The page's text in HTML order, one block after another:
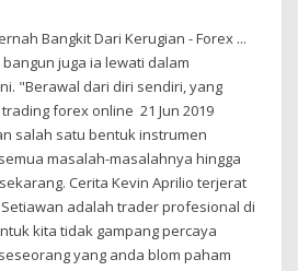
Bangkit Dari Kerugian - Forex ...
bangun juga ia lewati dalam
"Berawal dari diri sendiri, yang
forex online 21 Jun 2019
salah satu bentuk instrumen
masalah-masalahnya hingga
Cerita Kevin Aprilio terjerat
adalah trader profesional di
kita tidak gampang percaya
yang anda blom paham